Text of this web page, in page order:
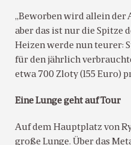
„Beworben wird allein der
aber das ist nur die Spitze
Heizen werde nun teurer:
für den jährlich
etwa 700 Zloty (155 Euro)
Eine Lunge geht auf Tour
Auf dem Hauptplatz von
große Lunge. Über das